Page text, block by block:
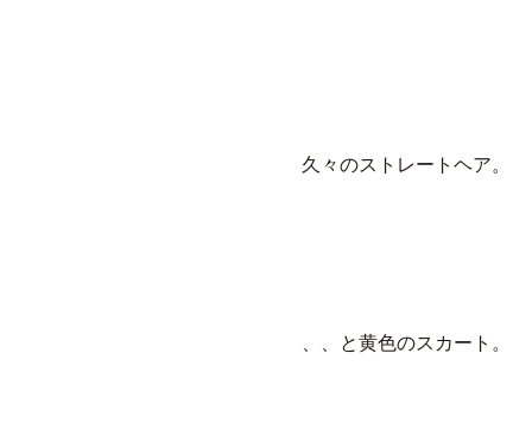
久々のストレートヘア。
、、と黄色のスカート。